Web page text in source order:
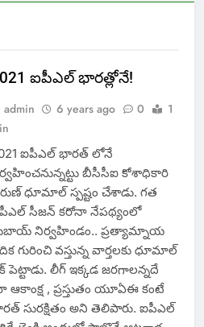
ఐపీఎల్ భారత్లోనే!
admin 6 years ago 0
1
ఐపీఎల్ భారత్ లోనే
బీసీసీఐ కోశాధికారి
ధూమాల్ స్పష్టం చేశాడు. గత
సీజన్ కరోనా నేపథ్యంలో
నిర్వహిండం.. ప్రత్యామ్నాయ
గురించి వస్తున్న వార్తలకు ధూమాల్
పెట్టాడు. లీగ్ ఇక్కడ జరగాలన్నదే
, ప్రస్తుతం యూఏఈ కంటే
సురక్షితం అని తెలిపారు. ఐపీఎల్